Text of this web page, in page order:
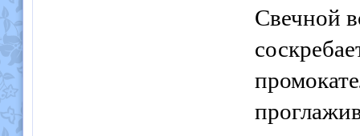
Свечной